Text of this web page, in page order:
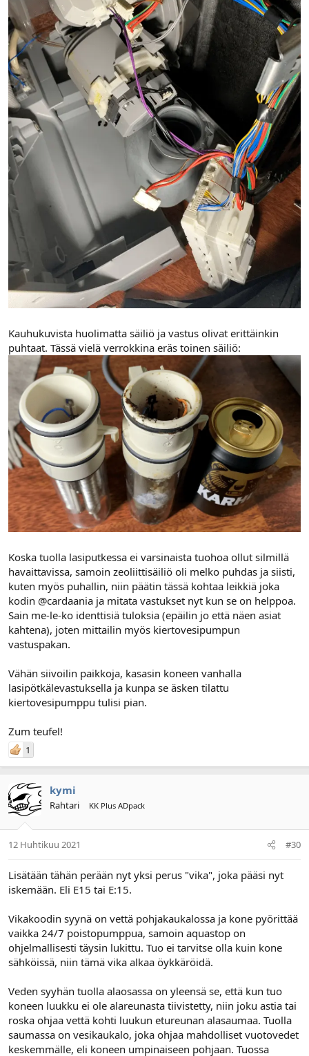
Kauhukuvista huolimatta säiliö ja vastus olivat erittäinkin
puhtaat. Tässä vielä verrokkina eräs toinen säiliö:
Koska tuolla lasiputkessa ei varsinaista tuohoa ollut silmillä
havaittavissa, samoin zeoliittisäiliö oli melko puhdas ja siisti,
kuten myös puhallin, niin päätin tässä kohtaa leikkiä joka
kodin @cardaania ja mitata vastukset nyt kun se on helppoa.
Sain me-le-ko identtisiä tuloksia (epäilin jo että näen asiat
kahtena), joten mittailin myös kiertovesipumpun
vastuspakan.
Vähän siivoilin paikkoja, kasasin koneen vanhalla
lasipötkälevastuksella ja kunpa se äsken tilattu
kiertovesipumppu tulisi pian.
Zum teufel!
1
kymi
Rahtari KK Plus ADpack
12 Huhtikuu 2021 #30
Lisätään tähän perään nyt yksi perus "vika", joka pääsi nyt
iskemään. Eli E15 tai E:15.
Vikakoodin syynä on vettä pohjakaukalossa ja kone pyörittää
vaikka 24/7 poistopumppua, samoin aquastop on
ohjelmallisesti täysin lukittu. Tuo ei tarvitse olla kuin kone
sähköissä, niin tämä vika alkaa öykkäröidä.
Veden syyhän tuolla alaosassa on yleensä se, että kun tuo
koneen luukku ei ole alareunasta tiivistetty, niin joku astia tai
roska ohjaa vettä kohti luukun etureunan alasaumaa. Tuolla
saumassa on vesikaukalo, joka ohjaa mahdolliset vuotovedet
keskemmälle, eli koneen umpinaiseen pohjaan. Tuossa